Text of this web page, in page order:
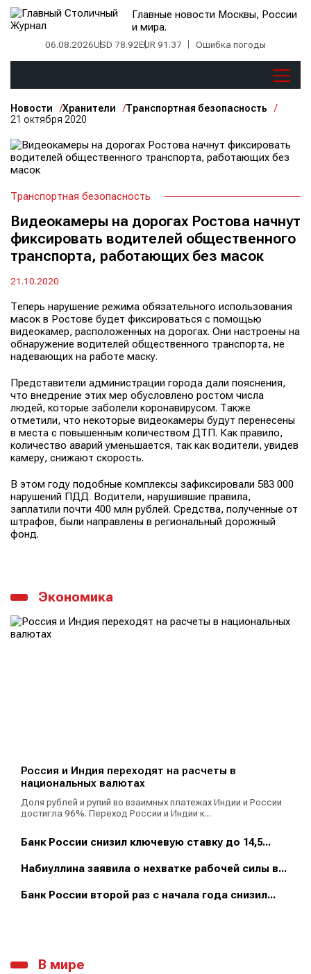
Главные новости Москвы, России
и мира.
06.08.2026USD 78.92EUR 91.37 Ошибка погоды
Новости Хранители
Транспортная безопасность
21 октября 2020
Транспортная безопасность
Видеокамеры на дорогах Ростова начнут
фиксировать водителей общественного
транспорта, работающих без масок
21.10.2020
Теперь нарушение режима обязательного использования
масок в Ростове будет фиксироваться с помощью
видеокамер, расположенных на дорогах. Они настроены на
обнаружение водителей общественного транспорта, не
надевающих на работе маску.
Представители администрации города дали пояснения,
что внедрение этих мер обусловлено ростом числа
людей, которые заболели коронавирусом. Также
отметили, что некоторые видеокамеры будут перенесены
в места с повышенным количеством ДТП. Как правило,
количество аварий уменьшается, так как водители, увидев
камеру, снижают скорость.
В этом году подобные комплексы зафиксировали 583 000
нарушений ПДД. Водители, нарушившие правила,
заплатили почти 400 млн рублей. Средства, полученные от
штрафов, были направлены в региональный дорожный
фонд.
Экономика
Россия и Индия переходят на расчеты в
национальных валютах
Доля рублей и рупий во взаимных платежах Индии и России
достигла 96%. Переход России и Индии к...
Банк России снизил ключевую ставку до 14,5...
Набиуллина заявила о нехватке рабочей силы в...
Банк России второй раз с начала года снизил...
В мире